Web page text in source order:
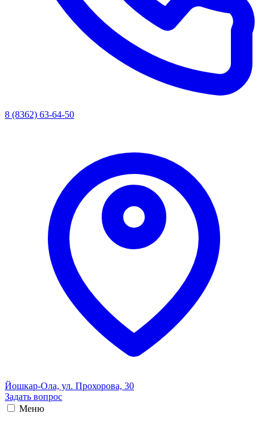
8 (8362) 63-64-50
Йошкар-Ола, ул. Прохорова, 30
Задать вопрос
Меню